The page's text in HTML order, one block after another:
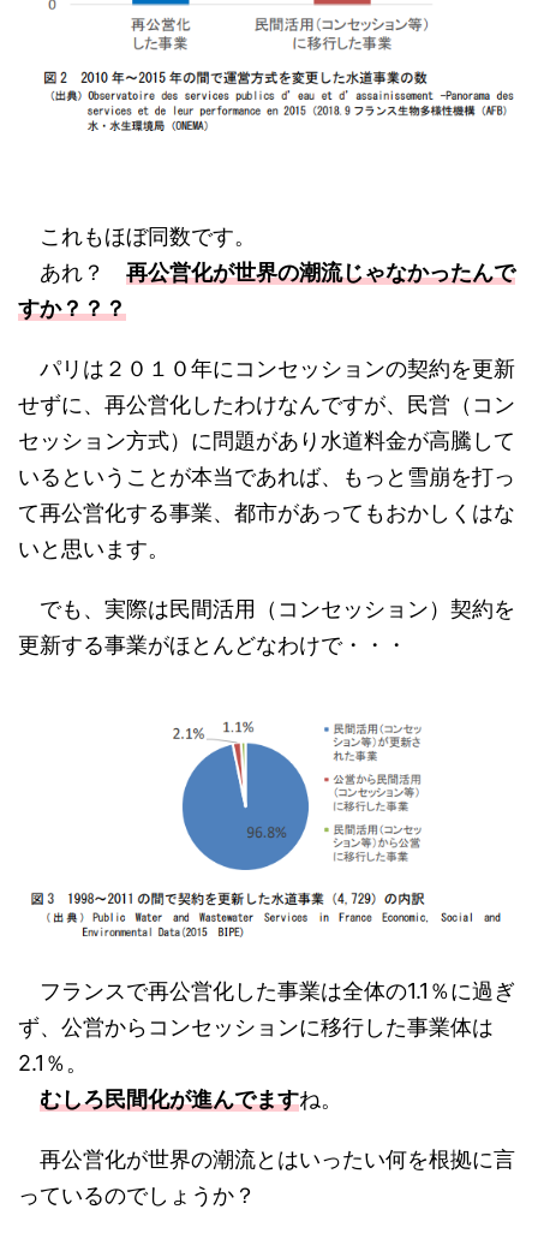
これもほぼ同数です。
あれ？ 再公営化が世界の潮流じゃなかったんで
すか？？？
パリは２０１０年にコンセッションの契約を更新
せずに、再公営化したわけなんですが、民営（コン
セッション方式）に問題があり水道料金が高騰して
いるということが本当であれば、もっと雪崩を打っ
て再公営化する事業、都市があってもおかしくはな
いと思います。
でも、実際は民間活用（コンセッション）契約を
更新する事業がほとんどなわけで・・・
フランスで再公営化した事業は全体の1.1％に過ぎ
ず、公営からコンセッションに移行した事業体は
2.1％。
むしろ民間化が進んでますね。
再公営化が世界の潮流とはいったい何を根拠に言
っているのでしょうか？